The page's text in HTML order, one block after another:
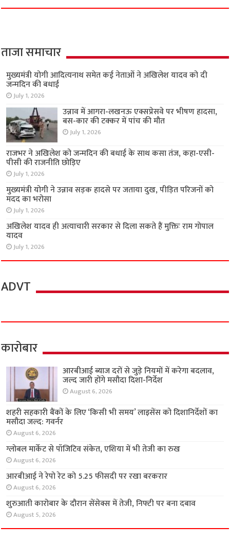
ताजा समाचार
मुख्यमंत्री योगी आदित्यनाथ समेत कई नेताओं ने अखिलेश यादव को दी
जन्मदिन की बधाई
July 1, 2026
उन्नाव में आगरा-लखनऊ एक्सप्रेसवे पर भीषण हादसा,
बस-कार की टक्कर में पांच की मौत
July 1, 2026
राजभर ने अखिलेश को जन्मदिन की बधाई के साथ कसा तंज, कहा-एसी-
पीसी की राजनीति छोड़िए
July 1, 2026
मुख्यमंत्री योगी ने उन्नाव सड़क हादसे पर जताया दुख, पीड़ित परिजनों को
मदद का भरोसा
July 1, 2026
अखिलेश यादव ही अत्याचारी सरकार से दिला सकते हैं मुक्तिः राम गोपाल
यादव
July 1, 2026
ADVT
कारोबार
आरबीआई ब्याज दरों से जुड़े नियमों में करेगा बदलाव,
जल्द जारी होंगे मसौदा दिशा-निर्देश
August 6, 2026
शहरी सहकारी बैंकों के लिए ‘किसी भी समय’ लाइसेंस को दिशानिर्देशों का
मसौदा जल्द: गवर्नर
August 6, 2026
ग्लोबल मार्केट से पॉजिटिव संकेत, एशिया में भी तेजी का रुख
August 6, 2026
आरबीआई ने रेपो रेट को 5.25 फीसदी पर रखा बरकरार
August 6, 2026
शुरुआती कारोबार के दौरान सेंसेक्स में तेजी, निफ्टी पर बना दबाव
August 5, 2026